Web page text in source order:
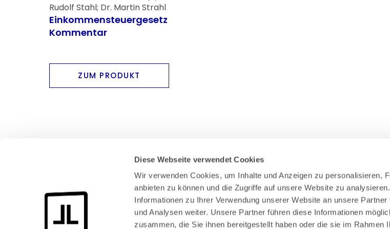
Diese Webseite verwendet Cookies
Wir verwenden Cookies, um Inhalte und Anzeigen zu personalisieren,
anbieten zu können und die Zugriffe auf unsere Website zu
Informationen zu Ihrer Verwendung unserer Website an unsere
und Analysen weiter. Unsere Partner führen diese Informationen
zusammen, die Sie ihnen bereitgestellt haben oder die sie im Rahmen
Rudolf Stahl; Dr. Martin Strahl
Einkommensteuergesetz
Kommentar
ZUM PRODUKT
Bundeskanzlerplatz 2
Zahlung & Versand
Rücksendungen/Widerrufsbelehrung
Muster Widerrufsformular (PDF)